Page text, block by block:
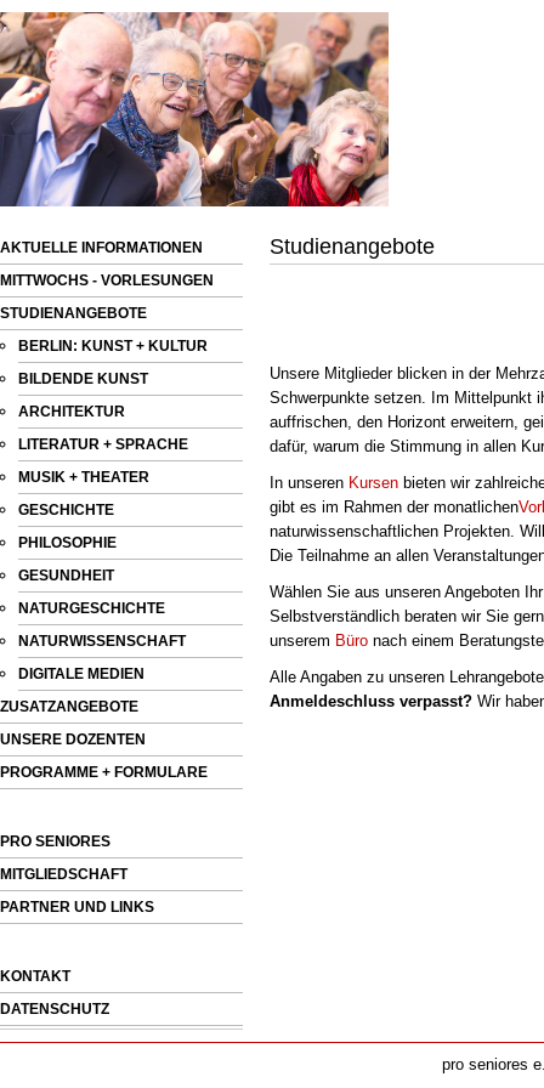
AKTUELLE INFORMATIONEN
MITTWOCHS - VORLESUNGEN
STUDIENANGEBOTE
BERLIN: KUNST + KULTUR
BILDENDE KUNST
ARCHITEKTUR
LITERATUR + SPRACHE
MUSIK + THEATER
GESCHICHTE
PHILOSOPHIE
GESUNDHEIT
NATURGESCHICHTE
NATURWISSENSCHAFT
DIGITALE MEDIEN
ZUSATZANGEBOTE
UNSERE DOZENTEN
PROGRAMME + FORMULARE
PRO SENIORES
MITGLIEDSCHAFT
PARTNER UND LINKS
KONTAKT
DATENSCHUTZ
Studienangebote
Unsere Mitglieder blicken in der
Schwerpunkte setzen. Im Mittelpunkt
auffrischen, den Horizont erweitern,
dafür, warum die Stimmung in allen
In unseren Kursen bieten wir
gibt es im Rahmen der monatlichen
naturwissenschaftlichen Projekten.
Die Teilnahme an allen
Wählen Sie aus unseren Angeboten
Selbstverständlich beraten wir Sie
unserem Büro nach einem
Alle Angaben zu unseren
Anmeldeschluss verpasst? Wir
pro seniores